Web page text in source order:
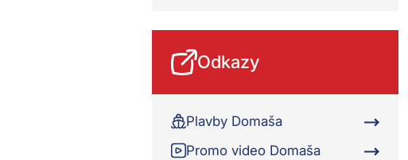
Odkazy
Plavby Domaša
Promo video Domaša